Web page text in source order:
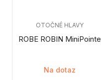
ROBE ROBIN MiniPointe
OTOČNÉ HLAVY
Na dotaz